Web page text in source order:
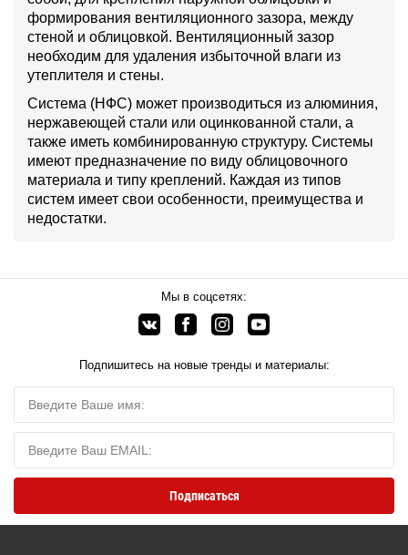
формирования вентиляционного зазора, между
стеной и облицовкой. Вентиляционный зазор
необходим для удаления избыточной влаги из
утеплителя и стены.
Система (НФС) может производиться из алюминия,
нержавеющей стали или оцинкованной стали, а
также иметь комбинированную структуру. Системы
имеют предназначение по виду облицовочного
материала и типу креплений. Каждая из типов
систем имеет свои особенности, преимущества и
недостатки.
Мы в соцсетях:
Подпишитесь на новые тренды и материалы: